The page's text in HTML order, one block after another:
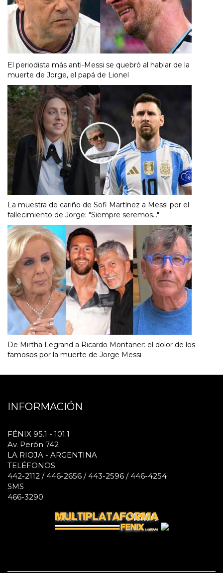
El periodista más anti-Messi se quebró al hablar de la
muerte de Jorge, el papá de Lionel
La muestra de cariño de Sofi Martínez a Messi por el
fallecimiento de Jorge: "Siempre seremos..."
De Mirtha Legrand a Ricardo Montaner: el dolor de los
famosos por la muerte de Jorge Messi
INFORMACIÓN
FÉNIX 95.1 - 101.1
Av. Perón 742
LA RIOJA - ARGENTINA
TELÉFONOS
442-2112 / 446-2656 / 443-2596 / 446-4254
SMS
466-3290